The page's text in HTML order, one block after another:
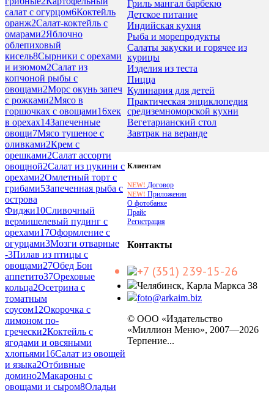
салат с огурцом6Коктейль
оранж2Салат-коктейль с
омарами2Яблочно
облепиховый
кисель8Сырники с орехами
и изюмом2Салат из
копчоной рыбы с
овощами2Морс окунь запеч
с рожками2Мясо в
горшочках с овощами16хек
в орехах14Запеченные
овощи7Мясо тушеное с
оливками2Крем с
орешками2Салат ассорти
овощной2Салат из цукини с
орехами2Омлетный торт с
грибами5Запеченная рыба с
острова
Фиджи10Сливочный
вермишелевый пудинг с
орехами17Оформление с
огурцами3Мозги отварные
-3Пилав из птицы с
овощами27Обед Бон
аппетито37Ореховые
кольца2Осетрина с
томатным
соусом12Окорочка с
лимоном по-
гречески2Коктейль с
ягодами и овсяными
хлопьями16Салат из овощей
и языка2Отбивные
домино2Макароны с
овощами и сыром8Оладьи
Гриль мангал барбекю
Детское питание
Индийская кухня
Рыба и морепродукты
Салаты закуски и горячее из
курицы
Изделия из теста
Пицца
Кулинария для детей
Практическая энциклопедия
средиземноморской кухни
Вегетарианский стол
Завтрак на веранде
Клиентам
NEW! Договор
NEW! Приложения
О фотобанке
Прайс
Регистрация
Контакты
+7 (351) 239-15-26
Челябинск, Карла Маркса 38
foto@arkaim.biz
© ООО «Издательство
«Миллион Меню», 2007—2026
Терпение...